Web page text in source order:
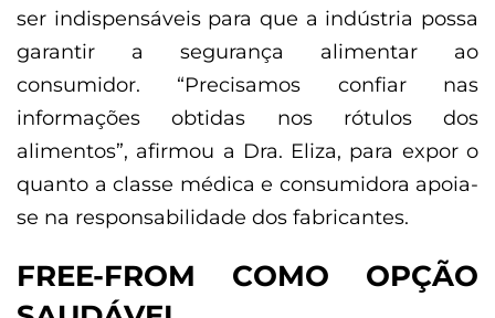
ser indispensáveis para que a indústria possa
garantir a segurança alimentar ao
consumidor. “Precisamos confiar nas
informações obtidas nos rótulos dos
alimentos”, afirmou a Dra. Eliza, para expor o
quanto a classe médica e consumidora apoia-
se na responsabilidade dos fabricantes.
FREE-FROM COMO OPÇÃO